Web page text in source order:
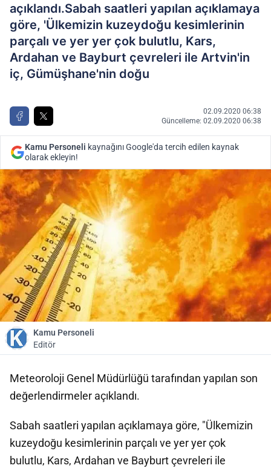
açıklandı.Sabah saatleri yapılan açıklamaya
göre, 'Ülkemizin kuzeydoğu kesimlerinin
parçalı ve yer yer çok bulutlu, Kars,
Ardahan ve Bayburt çevreleri ile Artvin'in
iç, Gümüşhane'nin doğu
02.09.2020 06:38
Güncelleme: 02.09.2020 06:38
Kamu Personeli kaynağını Google'da tercih edilen kaynak
olarak ekleyin!
Kamu Personeli
Editör
Meteoroloji Genel Müdürlüğü tarafından yapılan son
değerlendirmeler açıklandı.
Sabah saatleri yapılan açıklamaya göre, "Ülkemizin
kuzeydoğu kesimlerinin parçalı ve yer yer çok
bulutlu, Kars, Ardahan ve Bayburt çevreleri ile